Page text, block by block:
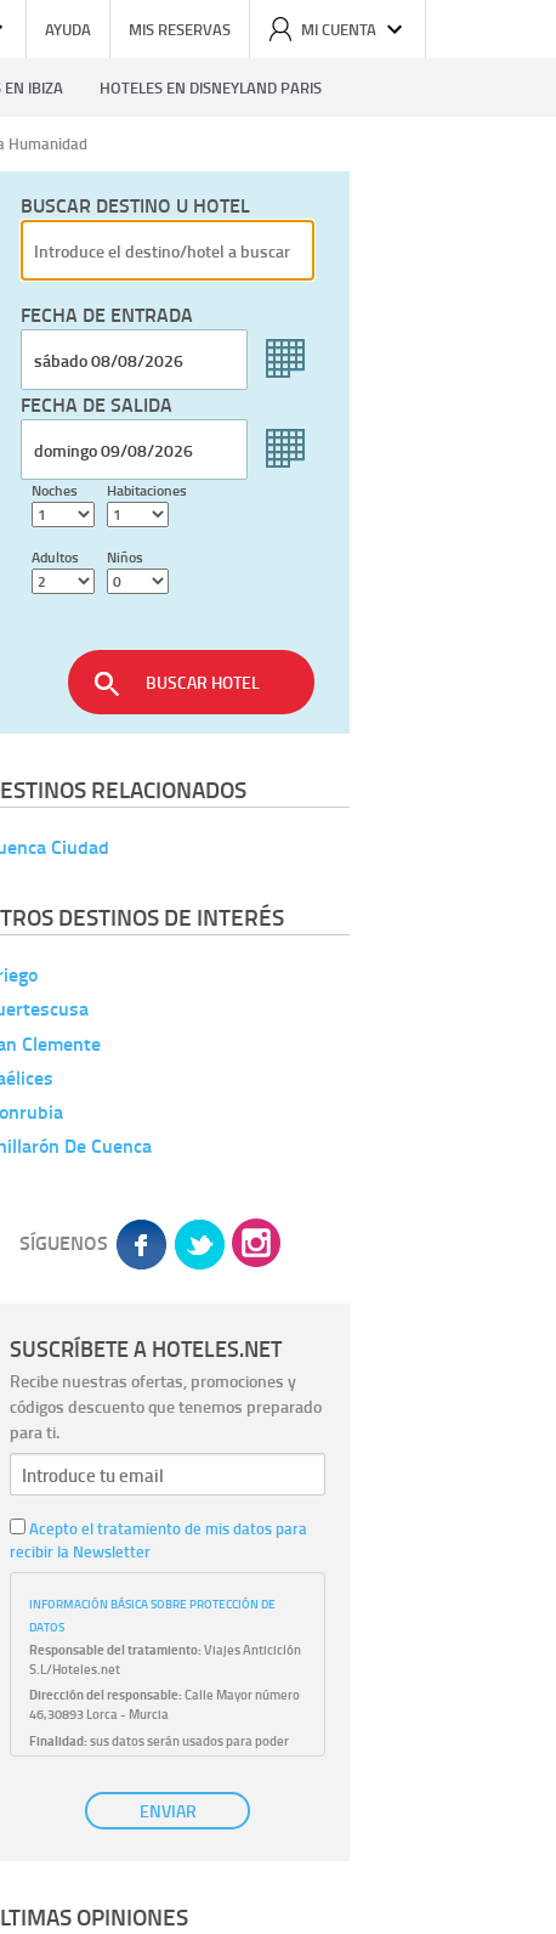
AYUDA MIS RESERVAS MI CUENTA
EN IBIZA HOTELES EN DISNEYLAND PARIS
Humanidad
BUSCAR DESTINO U HOTEL
FECHA DE ENTRADA
FECHA DE SALIDA
Noches Habitaciones
Adultos Niños
BUSCAR HOTEL
RELACIONADOS
Ciudad
DESTINOS DE INTERÉS
Clemente
De Cuenca
SÍGUENOS
SUSCRÍBETE A HOTELES.NET
Recibe nuestras ofertas, promociones y
códigos descuento que tenemos preparado
para ti.
Acepto el tratamiento de mis datos para
recibir la Newsletter
INFORMACIÓN BÁSICA SOBRE PROTECCIÓN DE
DATOS
Responsable del tratamiento:Viajes Anticiclón
S.L/Hoteles.net
Dirección del responsable:Calle Mayor número
46,30893 Lorca - Murcia
Finalidad:sus datos serán usados para poder
atender sus solicitudes y prestarle nuestros
Publicidad: solo le enviaremos publicidad con su
autorización previa, que podrá facilitarnos
con su consentimiento previo, que podrá
facilitarnos mediante la casilla correspondiente
ENVIAR
OPINIONES